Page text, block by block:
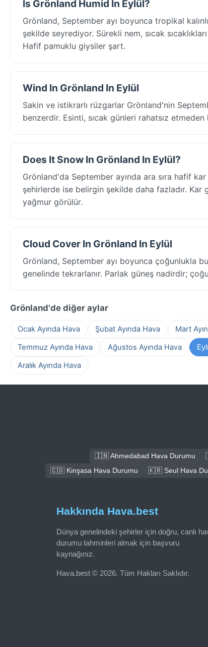
Is Grönland Humid In Eylül?
Grönland, September ayı boyunca tropikal
şekilde seyrediyor. Sürekli nem, sıcak
Hafif pamuklu giysiler şart.
Wind In Grönland In Eylül
Sakin ve istikrarlı rüzgarlar Grönland'nin
benzerdir. Esinti, sıcak günleri rahatsız etmeden
Does It Snow In Grönland In Eylül?
Grönland'da September ayında ara sıra hafif
şehirlerde ise belirgin şekilde daha fazladır.
yağmur görülür.
Cloud Cover In Grönland In Eylül
Grönland, September ayı boyunca çoğunlukla
genelinde tekrarlanır. Parlak güneş nadirdir;
Grönland'de diğer aylar
Ocak Ayında Hava Şubat Ayında Hava Mart
Temmuz Ayında Hava
Ağustos Ayında Hava
Aralık Ayında Hava
🇮🇳 Ahmedabad Hava Durumu
🇨🇩 Kinşasa Hava Durumu
🇰🇷 Seul Hava
Hakkında Hava.best
Dünya genelindeki şehirler için doğru, canlı
durumu tahminleri almak için başvuru
kaynağınız.
Hava.best © 2026. Tüm Hakları Saklıdır.